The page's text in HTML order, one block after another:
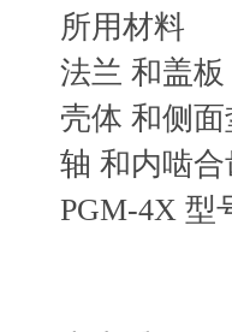
所用材料
法兰 和盖
壳体 和侧
轴 和内啮
PGM-4X 型